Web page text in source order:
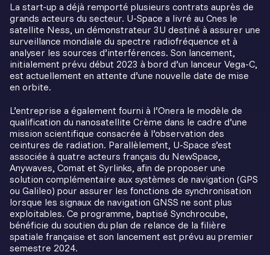
La start-up a déjà remporté plusieurs contrats auprès de
grands acteurs du secteur. U-Space a livré au Cnes le
satellite Ness, un démonstrateur 3U destiné à assurer une
surveillance mondiale du spectre radiofréquence et à
analyser les sources d’interférences. Son lancement,
initialement prévu début 2023 à bord d’un lanceur Vega-C,
est actuellement en attente d’une nouvelle date de mise
en orbite.
L’entreprise a également fourni à l’Onera le modèle de
qualification du nanosatellite Crème dans le cadre d’une
mission scientifique consacrée à l’observation des
ceintures de radiation. Parallèlement, U-Space s’est
associée à quatre acteurs français du NewSpace,
Anywaves, Comat et Syrlinks, afin de proposer une
solution complémentaire aux systèmes de navigation (GPS
ou Galileo) pour assurer les fonctions de synchronisation
lorsque les signaux de navigation GNSS ne sont plus
exploitables. Ce programme, baptisé Synchrocube,
bénéficie du soutien du plan de relance de la filière
spatiale française et son lancement est prévu au premier
semestre 2024.